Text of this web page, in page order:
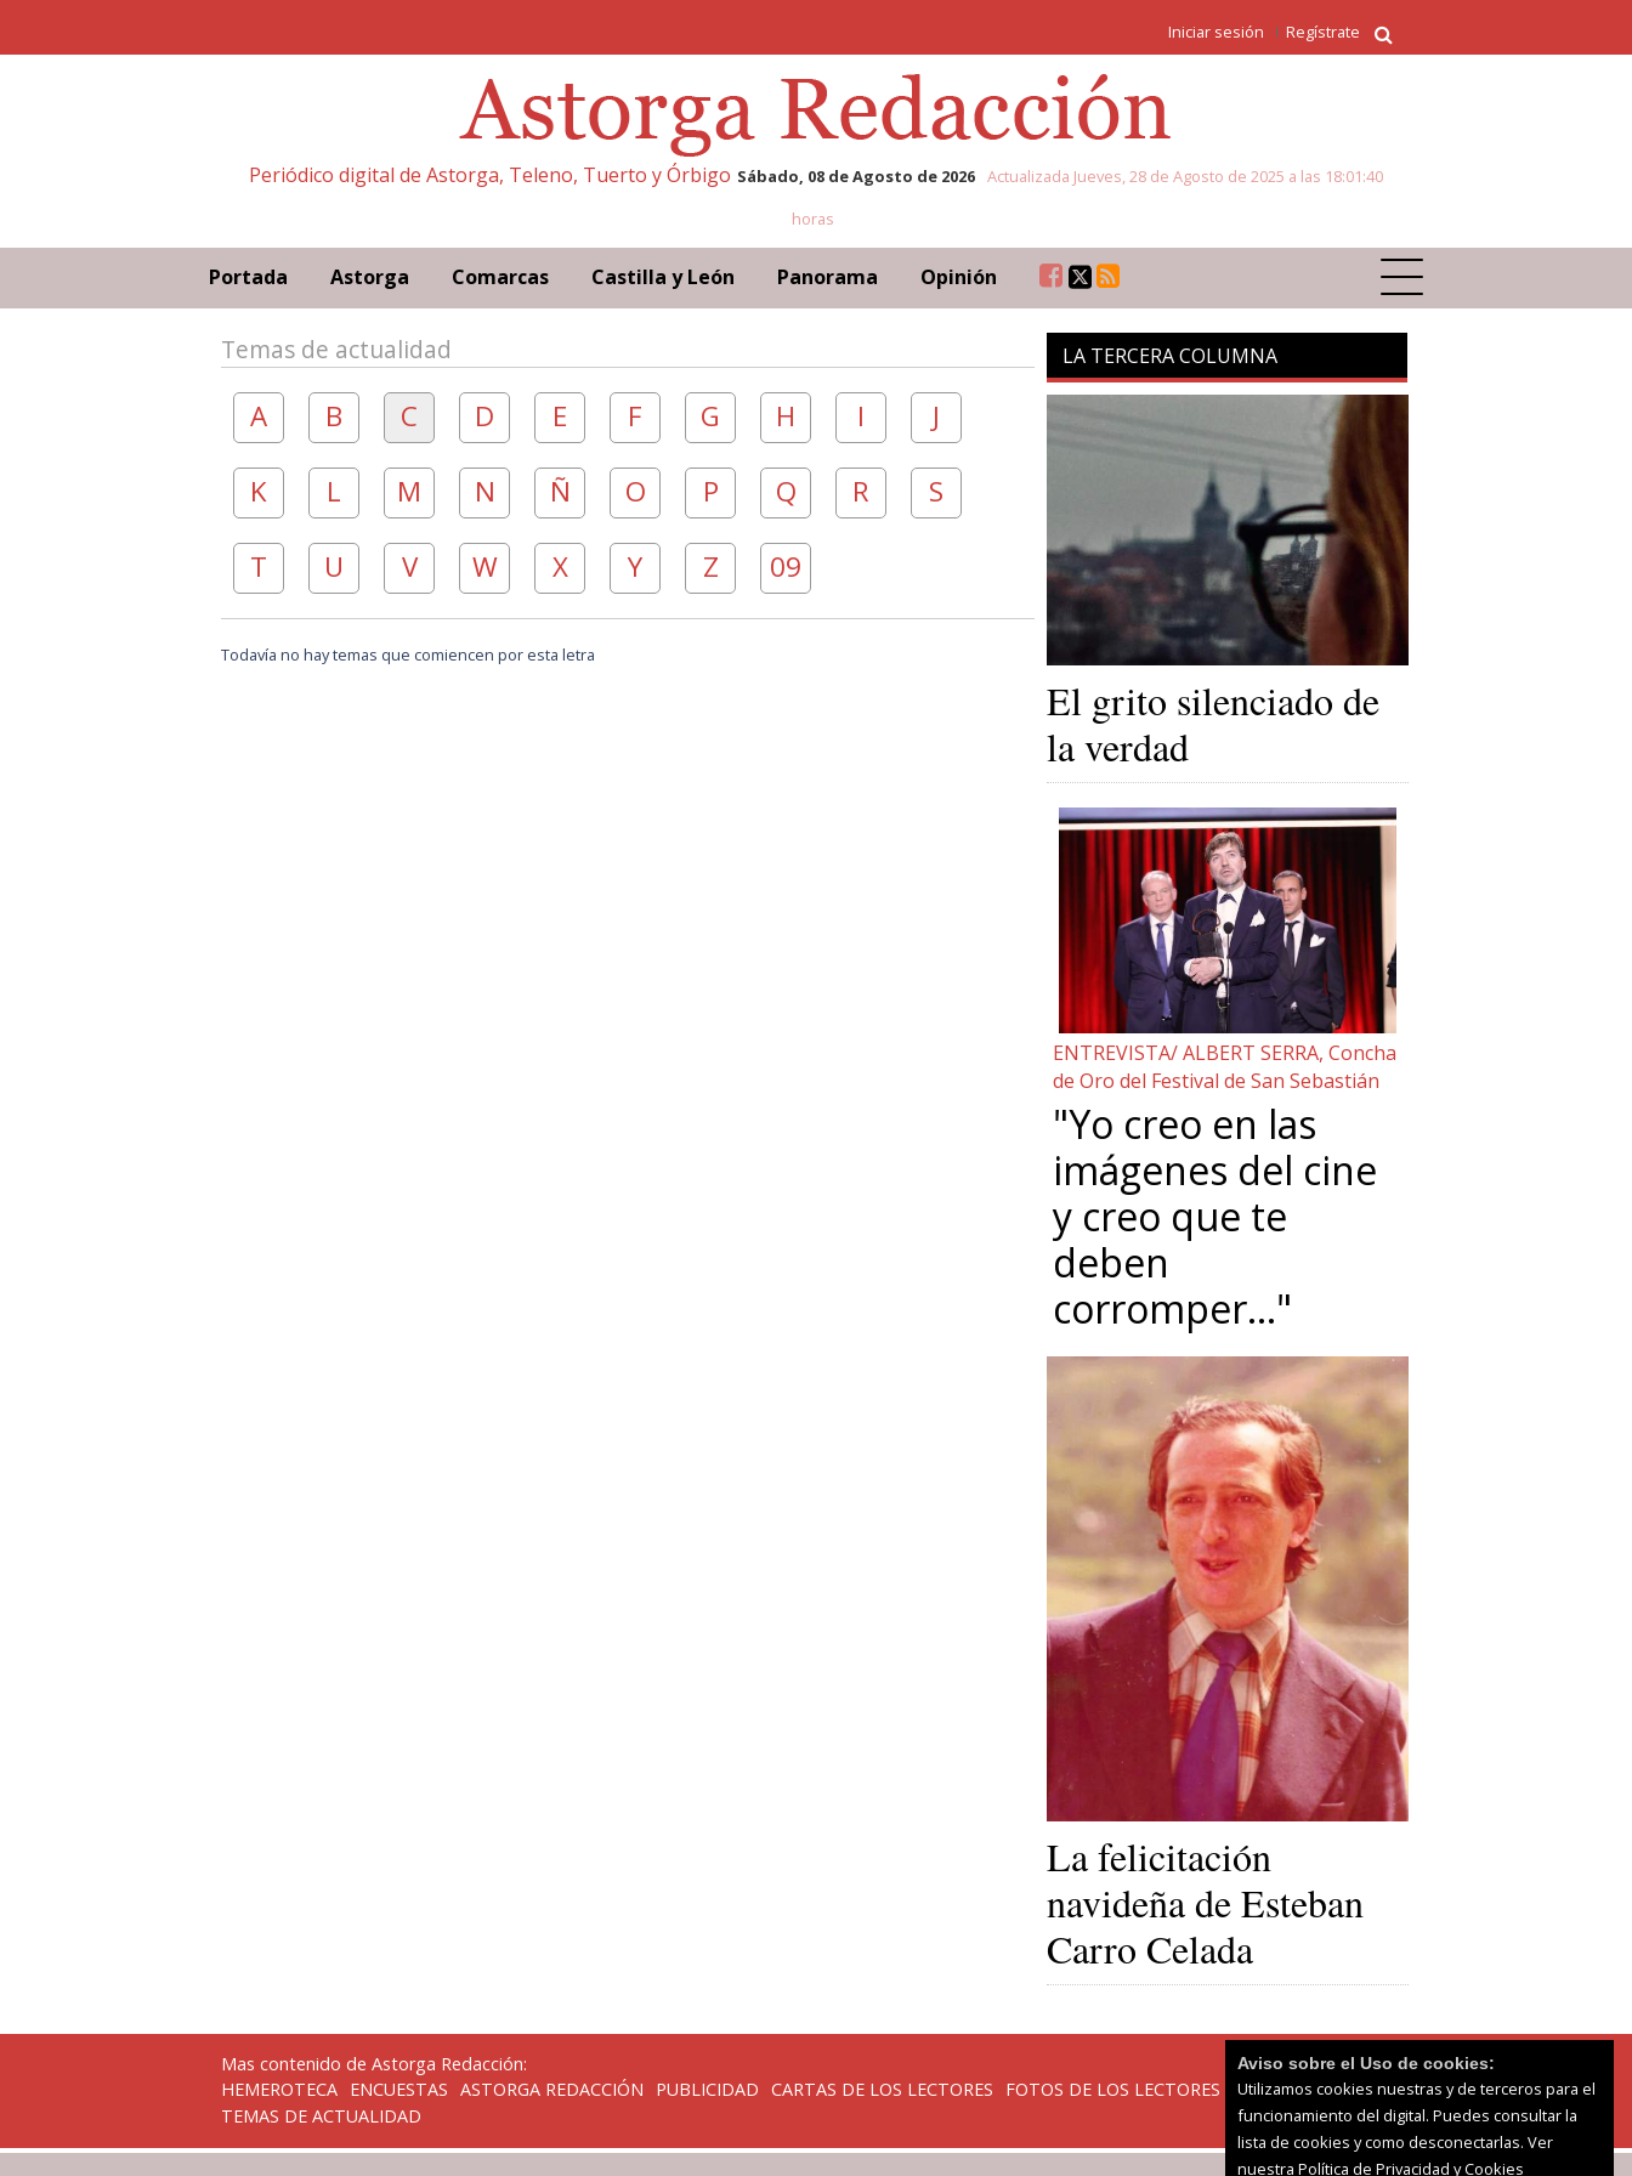
Iniciar sesión Regístrate
Periódico digital de Astorga, Teleno, Tuerto y Órbigo Sábado, 08 de Agosto de 2026 Actualizada Jueves, 28 de Agosto de 2025 a las 18:01:40
horas
Portada Astorga Comarcas Castilla y León Panorama Opinión
Temas de actualidad
A B C D E F G H I
J
K
L M N Ñ O P Q R
S
T
U V W X Y Z 09
Todavía no hay temas que comiencen por esta letra
LA TERCERA COLUMNA
El grito silenciado de
la verdad
ENTREVISTA/ ALBERT SERRA, Concha
de Oro del Festival de San Sebastián
"Yo creo en las
imágenes del cine
y creo que te
deben
corromper…"
La felicitación
navideña de Esteban
Carro Celada
Mas contenido de Astorga Redacción:
HEMEROTECA ENCUESTAS ASTORGA REDACCIÓN PUBLICIDAD CARTAS DE LOS LECTORES
FOTOS DE LOS LECTORES
TEMAS DE ACTUALIDAD
Aviso sobre el Uso de cookies:
Utilizamos cookies nuestras y de terceros para el
funcionamiento del digital. Puedes consultar la
lista de cookies y como desconectarlas. Ver
nuestra Política de Privacidad y Cookies